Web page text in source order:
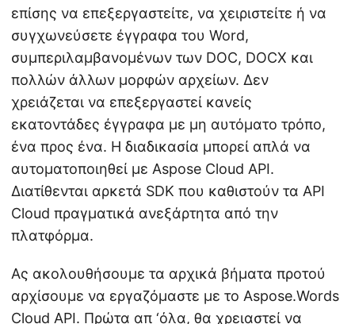
επίσης να επεξεργαστείτε, να χειριστείτε ή να
συγχωνεύσετε έγγραφα του Word,
συμπεριλαμβανομένων των DOC, DOCX και
πολλών άλλων μορφών αρχείων. Δεν
χρειάζεται να επεξεργαστεί κανείς
εκατοντάδες έγγραφα με μη αυτόματο τρόπο,
ένα προς ένα. Η διαδικασία μπορεί απλά να
αυτοματοποιηθεί με Aspose Cloud API.
Διατίθενται αρκετά SDK που καθιστούν τα API
Cloud πραγματικά ανεξάρτητα από την
πλατφόρμα.
Ας ακολουθήσουμε τα αρχικά βήματα προτού
αρχίσουμε να εργαζόμαστε με το Aspose.Words
Cloud API. Πρώτα απ ‘όλα, θα χρειαστεί να